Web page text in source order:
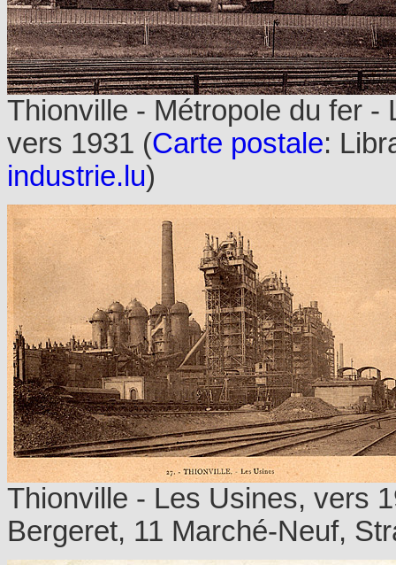
Thionville - Métropole du fer
vers 1931 (Carte postale:
industrie.lu)
Thionville - Les Usines, vers
Bergeret, 11 Marché-Neuf,